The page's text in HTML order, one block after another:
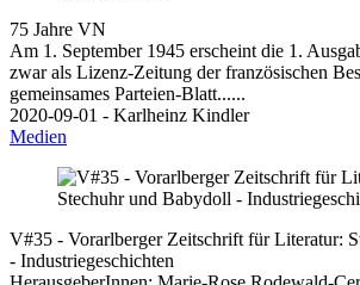
75 Jahre VN
Am 1. September 1945 erscheint die 1.
zwar als Lizenz-Zeitung der französischen
gemeinsames Parteien-Blatt......
2020-09-01 - Karlheinz Kindler
Medien
V#35 - Vorarlberger Zeitschrift für Literatur:
- Industriegeschichten